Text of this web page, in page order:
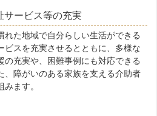
サービス等の充実
た地域で自分らしい生活ができる
ビスを充実させるとともに、多様な
の充実や、困難事例にも対応できる
、障がいのある家族を支える介助者
ます。